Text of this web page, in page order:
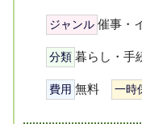
ジャンル 催事・
分類 暮らし・手
費用 無料 一時